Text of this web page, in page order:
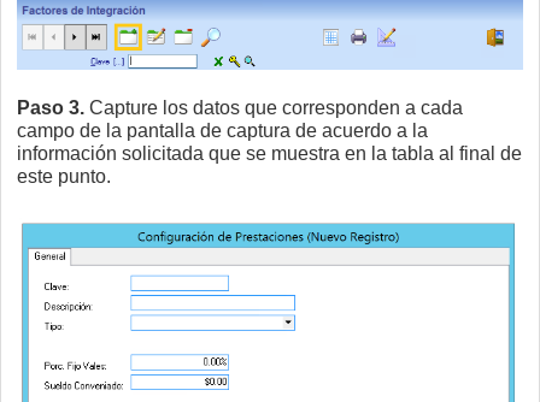
Paso 3. Capture los datos que corresponden a cada
campo de la pantalla de captura de acuerdo a la
información solicitada que se muestra en la tabla al final de
este punto.